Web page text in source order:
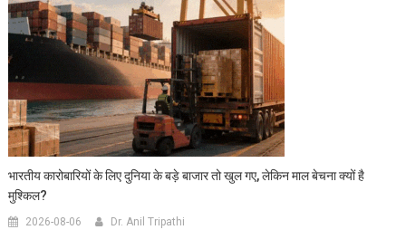
भारतीय कारोबारियों के लिए दुनिया के बड़े बाजार तो खुल गए, लेकिन माल बेचना क्यों है
मुश्किल?
2026-08-06 Dr. Anil Tripathi